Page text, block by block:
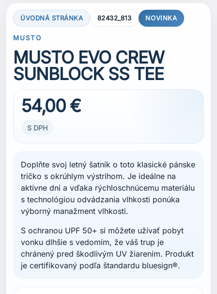
ÚVODNÁ STRÁNKA 82432_813 NOVINKA
MUSTO
MUSTO EVO CREW
SUNBLOCK SS TEE
54,00 €
S DPH
Doplňte svoj letný šatník o toto klasické pánske
tričko s okrúhlym výstrihom. Je ideálne na
aktívne dni a vďaka rýchloschnúcemu materiálu
s technológiou odvádzania vlhkosti ponúka
výborný manažment vlhkosti.
S ochranou UPF 50+ si môžete užívať pobyt
vonku dlhšie s vedomím, že váš trup je
chránený pred škodlivým UV žiarením. Produkt
je certifikovaný podľa štandardu bluesign®.